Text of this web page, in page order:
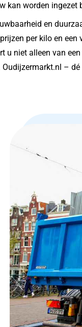
worden
en
per kilo en
niet alleen van
–